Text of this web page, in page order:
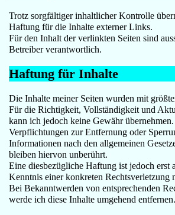
Trotz sorgfältiger inhaltlicher Kontrolle
Haftung für die Inhalte externer Links.
Für den Inhalt der verlinkten Seiten sind
Betreiber verantwortlich.
Haftung für Inhalte
Die Inhalte meiner Seiten wurden mit
Für die Richtigkeit, Vollständigkeit und
kann ich jedoch keine Gewähr übernehmen.
Verpflichtungen zur Entfernung oder
Informationen nach den allgemeinen
bleiben hiervon unberührt.
Eine diesbezügliche Haftung ist jedoch erst
Kenntnis einer konkreten Rechtsverletzung
Bei Bekanntwerden von entsprechenden
werde ich diese Inhalte umgehend entfernen.